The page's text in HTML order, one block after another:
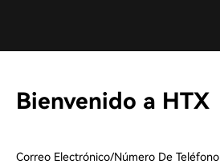
Bienvenido a HTX
Correo Electrónico/Número De Teléfono